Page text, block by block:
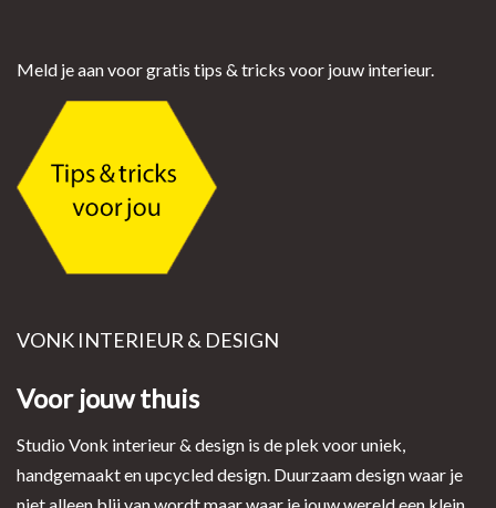
Meld je aan voor gratis tips & tricks voor jouw interieur.
VONK INTERIEUR & DESIGN
Voor jouw thuis
Studio Vonk interieur & design is de plek voor uniek,
handgemaakt en upcycled design. Duurzaam design waar je
niet alleen blij van wordt maar waar je jouw wereld een klein